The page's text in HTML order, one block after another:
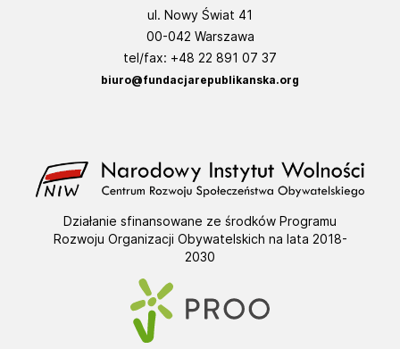
ul. Nowy Świat 41
00-042 Warszawa
tel/fax: +48 22 891 07 37
biuro@fundacjarepublikanska.org
Działanie sfinansowane ze środków Programu
Rozwoju Organizacji Obywatelskich na lata 2018-
2030